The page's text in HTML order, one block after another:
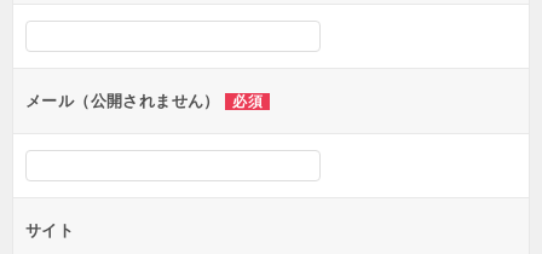
シ
ンメール（公開されません） 必須
サイト